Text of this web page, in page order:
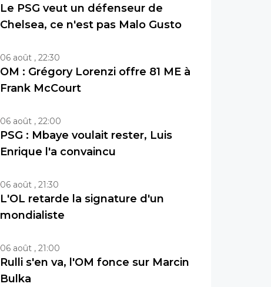
Le PSG veut un défenseur de
Chelsea, ce n'est pas Malo Gusto
06 août , 22:30
OM : Grégory Lorenzi offre 81 ME à
Frank McCourt
06 août , 22:00
PSG : Mbaye voulait rester, Luis
Enrique l'a convaincu
06 août , 21:30
L'OL retarde la signature d'un
mondialiste
06 août , 21:00
Rulli s'en va, l'OM fonce sur Marcin
Bulka